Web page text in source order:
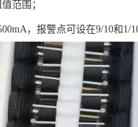
范围；
，报警点可设在9/10和1/